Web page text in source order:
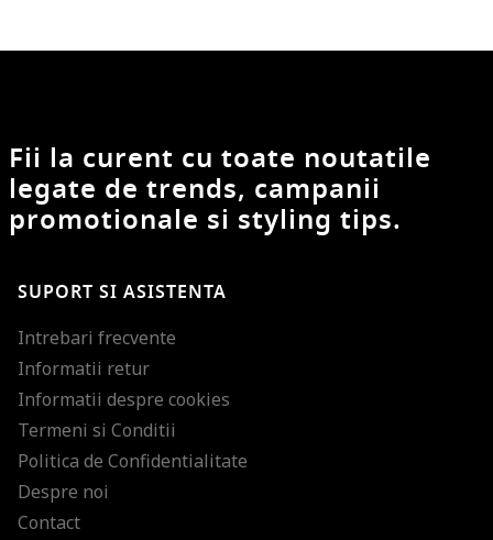
Fii la curent cu toate noutatile
legate de trends, campanii
promotionale si styling tips.
SUPORT SI ASISTENTA
Intrebari frecvente
Informatii retur
Informatii despre cookies
Termeni si Conditii
Politica de Confidentialitate
Despre noi
Contact